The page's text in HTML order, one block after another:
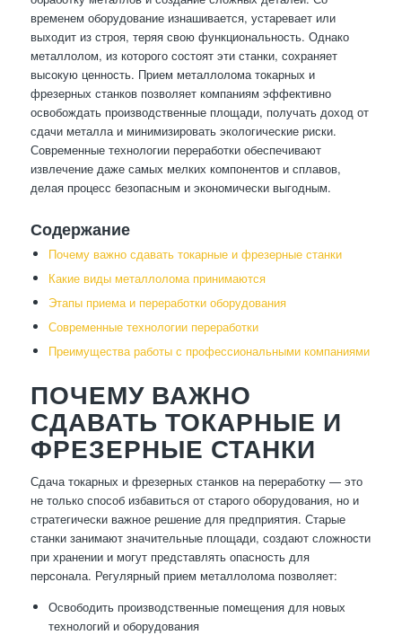
временем оборудование изнашивается, устаревает или
выходит из строя, теряя свою функциональность. Однако
металлолом, из которого состоят эти станки, сохраняет
высокую ценность. Прием металлолома токарных и
фрезерных станков позволяет компаниям эффективно
освобождать производственные площади, получать доход от
сдачи металла и минимизировать экологические риски.
Современные технологии переработки обеспечивают
извлечение даже самых мелких компонентов и сплавов,
делая процесс безопасным и экономически выгодным.
Содержание
Почему важно сдавать токарные и фрезерные станки
Какие виды металлолома принимаются
Этапы приема и переработки оборудования
Современные технологии переработки
Преимущества работы с профессиональными компаниями
ПОЧЕМУ ВАЖНО
СДАВАТЬ ТОКАРНЫЕ И
ФРЕЗЕРНЫЕ СТАНКИ
Сдача токарных и фрезерных станков на переработку — это
не только способ избавиться от старого оборудования, но и
стратегически важное решение для предприятия. Старые
станки занимают значительные площади, создают сложности
при хранении и могут представлять опасность для
персонала. Регулярный прием металлолома позволяет:
Освободить производственные помещения для новых
технологий и оборудования